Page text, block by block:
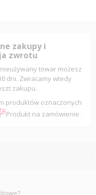
zakupy i
zwrotu
towar możesz
dni. Zwracamy wtedy
zakupu.
produktów oznaczonych
Produkt na zamówienie